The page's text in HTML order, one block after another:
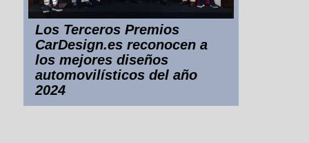
Los Terceros Premios
CarDesign.es reconocen a
los mejores diseños
automovilísticos del año
2024